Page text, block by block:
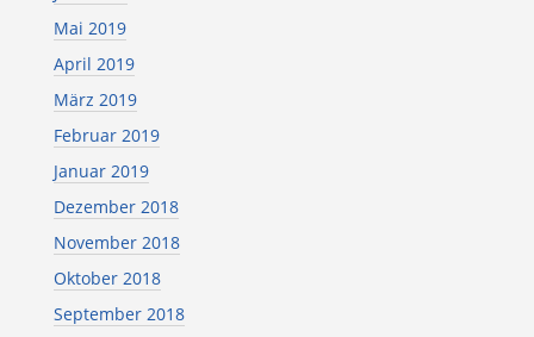
Mai 2019
April 2019
März 2019
Februar 2019
Januar 2019
Dezember 2018
November 2018
Oktober 2018
September 2018